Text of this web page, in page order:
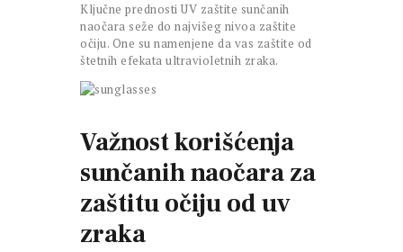
Ključne prednosti UV zaštite sunčanih
naočara seže do najvišeg nivoa zaštite
očiju. One su namenjene da vas zaštite od
štetnih efekata ultravioletnih zraka.
Važnost korišćenja
sunčanih naočara za
zaštitu očiju od uv
zraka